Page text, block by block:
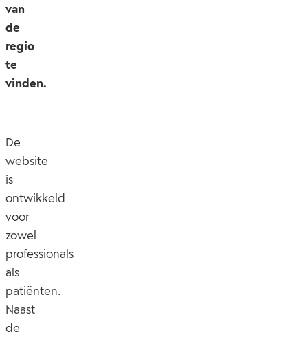
van
de
regio
te
vinden.
De
website
is
ontwikkeld
voor
zowel
professionals
als
patiënten.
Naast
de